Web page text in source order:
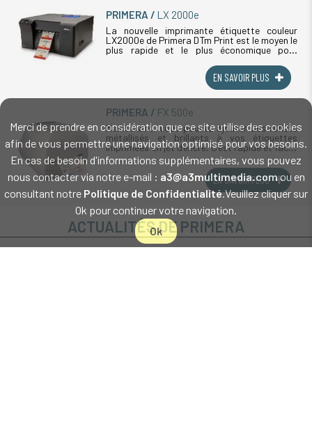
Merci de prendre en considération que ce site utilise des cookies
afin de vous permettre une navigation optimisé pour vos besoins.
En cas de besoin d'informations supplémentaires, vous pouvez
nous contacter via notre e-mail : a3@a3multimedia.comou en
consultant notre Politique de Confidentialité.Veuillez cliquer sur
Ok pour continuer votre navigation.
Ok
PRIMERA LX 2000e
La nouvelle imprimante étiquette couleur
LX2000e de Primera DTm Print est le moyen le
plus rapide et le plus économique pour
couleurs. L'imprimante étiquette LX (...)
EN SAVOIR PLUS
PRIMERA FX 500e
Maintenant, vous pouvez ajouter des reflets
métallisés et brillants à vos étiquettes
imprimées en jet d'encre. C'est rapide et facile
avec le nouveau système de pelliculage Foil
FX500e de Primera. L'imprimante (...)
EN SAVOIR PLUS
ACTUALITÉS DE PRIMERA